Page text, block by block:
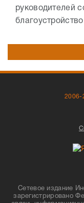
руководителей
Сетевое издание
зарегистрировано